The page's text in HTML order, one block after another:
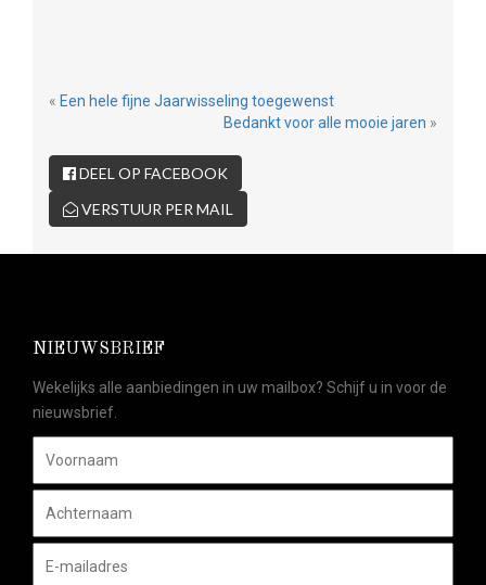
« Een hele fijne Jaarwisseling toegewenst
Bedankt voor alle mooie jaren »
DEEL OP FACEBOOK
VERSTUUR PER MAIL
NIEUWSBRIEF
Wekelijks alle aanbiedingen in uw mailbox? Schijf u in voor de
nieuwsbrief.